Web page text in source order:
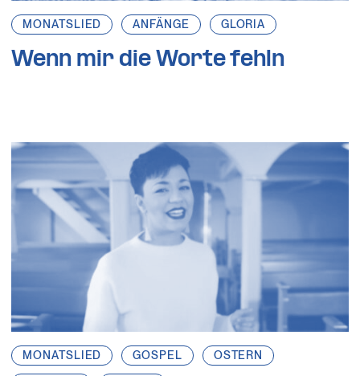
MONATSLIED ANFÄNGE GLORIA
Wenn mir die Worte fehln
MONATSLIED GOSPEL OSTERN